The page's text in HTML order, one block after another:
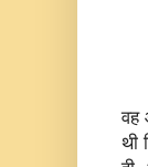
वह
थी